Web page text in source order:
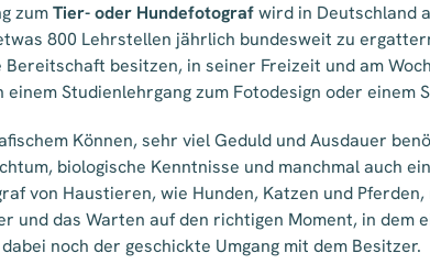
zumTier- oder Hundefotografwird in Deutschland
800 Lehrstellen jährlich bundesweit zu
Bereitschaft besitzen, in seiner Freizeit und am
einem Studienlehrgang zum Fotodesign oder einem
Können, sehr viel Geduld und Ausdauer
biologische Kenntnisse und manchmal auch
von Haustieren, wie Hunden, Katzen und
und das Warten auf den richtigen Moment, in
noch der geschickte Umgang mit dem Besitzer.